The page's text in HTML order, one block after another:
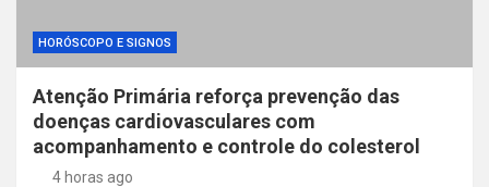
HORÓSCOPO E SIGNOS
Atenção Primária reforça prevenção das
doenças cardiovasculares com
acompanhamento e controle do colesterol
4 horas ago